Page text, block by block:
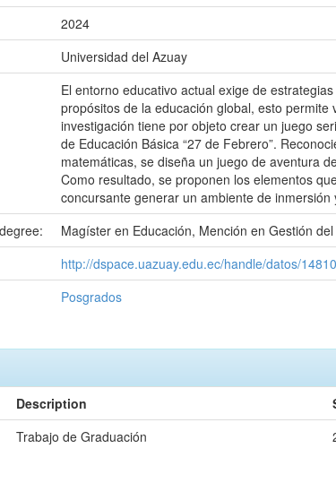
2024
Universidad del Azuay
El entorno educativo actual exige de
propósitos de la educación global, esto
investigación tiene por objeto crear un juego
de Educación Básica “27 de Febrero”.
matemáticas, se diseña un juego de aventura
Como resultado, se proponen los elementos
concursante generar un ambiente de
Magíster en Educación, Mención en Gestión
http://dspace.uazuay.edu.ec/handle/datos/14810
Posgrados
Description
Trabajo de Graduación